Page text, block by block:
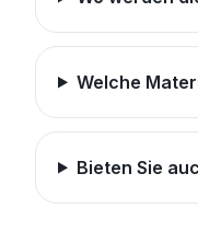
Welche
Bieten Sie